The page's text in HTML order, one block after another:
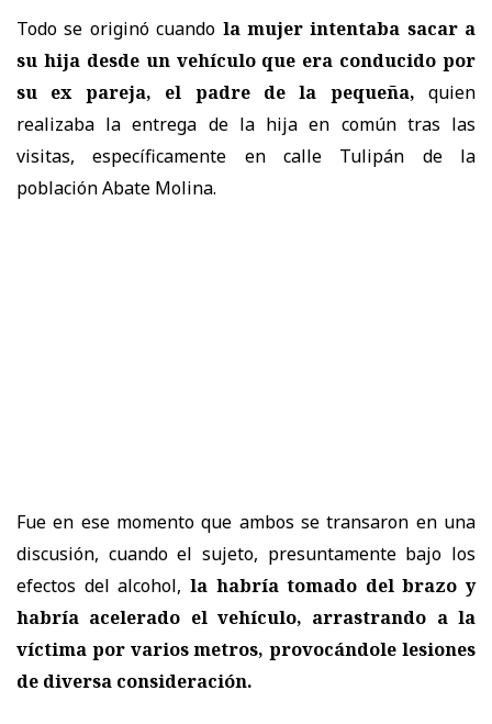
Todo se originó cuando la mujer intentaba sacar a
su hija desde un vehículo que era conducido por
su ex pareja, el padre de la pequeña, quien
realizaba la entrega de la hija en común tras las
visitas, específicamente en calle Tulipán de la
población Abate Molina.
Fue en ese momento que ambos se transaron en una
discusión, cuando el sujeto, presuntamente bajo los
efectos del alcohol, la habría tomado del brazo y
habría acelerado el vehículo, arrastrando a la
víctima por varios metros, provocándole lesiones
de diversa consideración.